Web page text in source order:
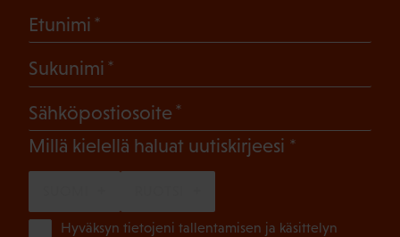
Etunimi
Sukunimi
Sähköpostiosoite
Millä kielellä haluat uutiskirjeesi (Pakollinen)
Hyväksyn tietojeni tallentamisen ja käsittelyn